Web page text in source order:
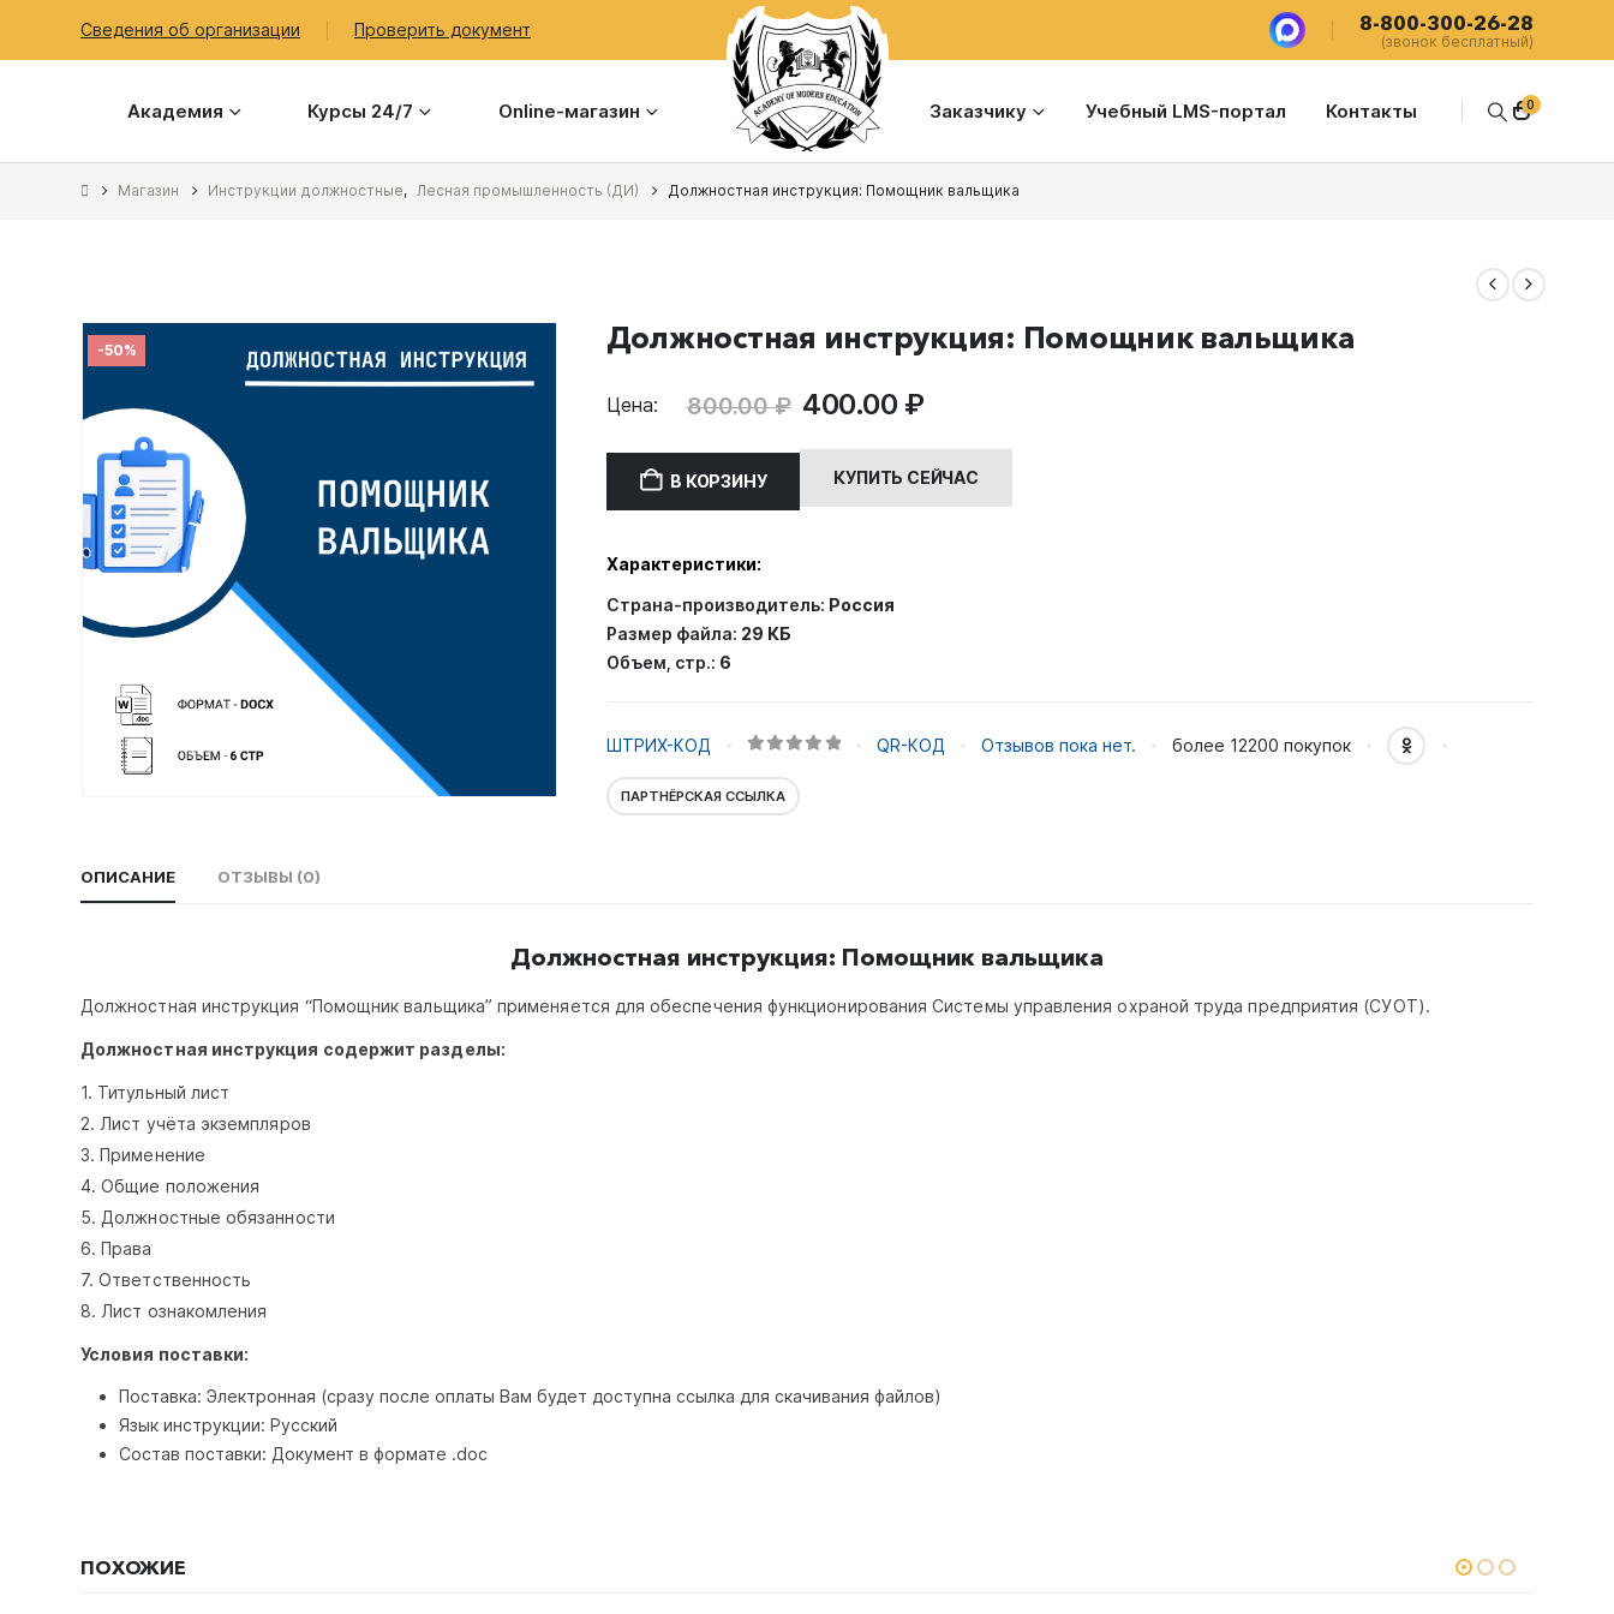
Сведения об организации Проверить документ 8-800-300-26-28
(звонок бесплатный)
Академия Курсы 24/7 Online-магазин Заказчику Учебный LMS-портал Контакты 0
Магазин Инструкции должностные, Лесная промышленность (ДИ) Должностная инструкция: Помощник вальщика
-50% Должностная инструкция: Помощник вальщика
Цена: 800.00₽ Первоначальная
составляла
800.00 ₽.
400.00 ₽Текущая
400.00 ₽.
В КОРЗИНУ КУПИТЬ СЕЙЧАС
Характеристики:
Страна-производитель: Россия
Размер файла: 29 КБ
Объем, стр.: 6
ШТРИХ-КОД QR-КОД Отзывов пока нет. более 12200 покупок
ПАРТНЁРСКАЯ ССЫЛКА
ОПИСАНИЕ ОТЗЫВЫ (0)
Должностная инструкция: Помощник вальщика
Должностная инструкция “Помощник вальщика” применяется для обеспечения функционирования Системы управления охраной труда предприятия (СУОТ).
Должностная инструкция содержит разделы:
1. Титульный лист
2. Лист учёта экземпляров
3. Применение
4. Общие положения
5. Должностные обязанности
6. Права
7. Ответственность
8. Лист ознакомления
Условия поставки:
Поставка: Электронная (сразу после оплаты Вам будет доступна ссылка для скачивания файлов)
Язык инструкции: Русский
Состав поставки: Документ в формате .doc
ПОХОЖИЕ